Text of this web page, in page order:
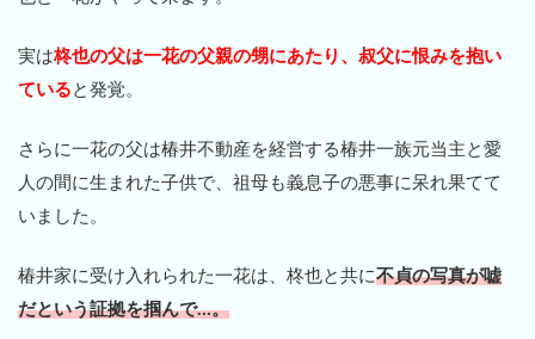
実は柊也の父は一花の父親の甥にあたり、叔父に恨みを抱い
ていると発覚。
さらに一花の父は椿井不動産を経営する椿井一族元当主と愛
人の間に生まれた子供で、祖母も義息子の悪事に呆れ果てて
いました。
椿井家に受け入れられた一花は、柊也と共に不貞の写真が嘘
だという証拠を掴んで…。